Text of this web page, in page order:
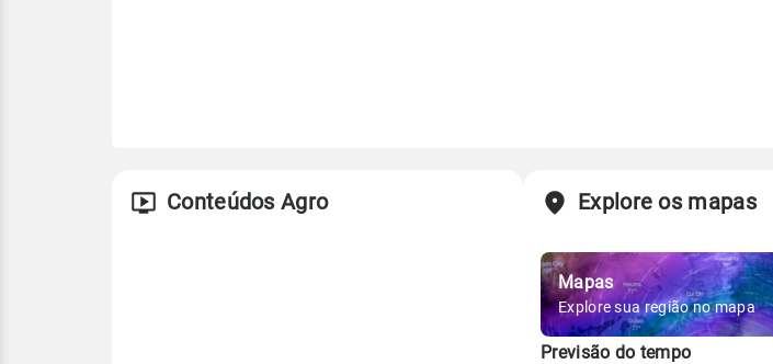
Conteúdos Agro Explore os mapas
Mapas
Explore sua região no mapa
Previsão do tempo